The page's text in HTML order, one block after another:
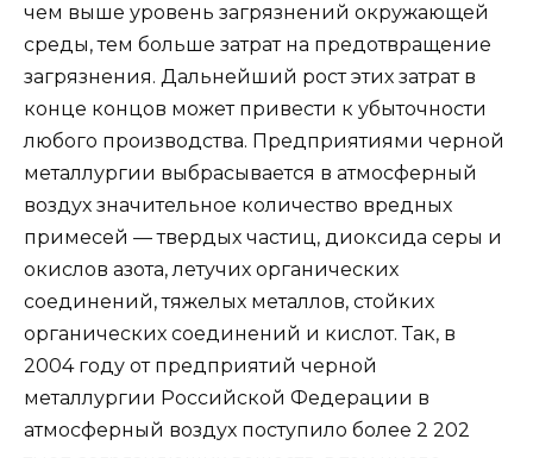
чем выше уровень загрязнений окружающей
среды, тем больше затрат на предотвращение
загрязнения. Дальнейший рост этих затрат в
конце концов может привести к убыточности
любого производства. Предприятиями черной
металлургии выбрасывается в атмосферный
воздух значительное количество вредных
примесей — твердых частиц, диоксида серы и
окислов азота, летучих органических
соединений, тяжелых металлов, стойких
органических соединений и кислот. Так, в
2004 году от предприятий черной
металлургии Российской Федерации в
атмосферный воздух поступило более 2 202